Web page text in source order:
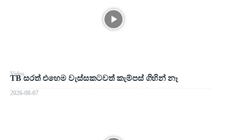
Video
TB සරත් එහෙම වැස්සකටවත් කැම්පස් ගිහින් නෑ
2026-08-07